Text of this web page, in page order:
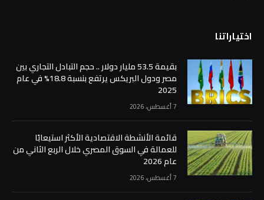
اختياراتنا
بقيمة 53.5 مليار دولار .. حجم التبادل التجاري بين
مصر ودول البريكس يرتفع بنسبة 18.8% في عام
2025
7 أغسطس، 2026
قائمة الأنشطة الاقتصادية الأكثر استيعابًا
للعمالة في السوق المصري خلال الربع الثاني من
عام 2026
7 أغسطس، 2026